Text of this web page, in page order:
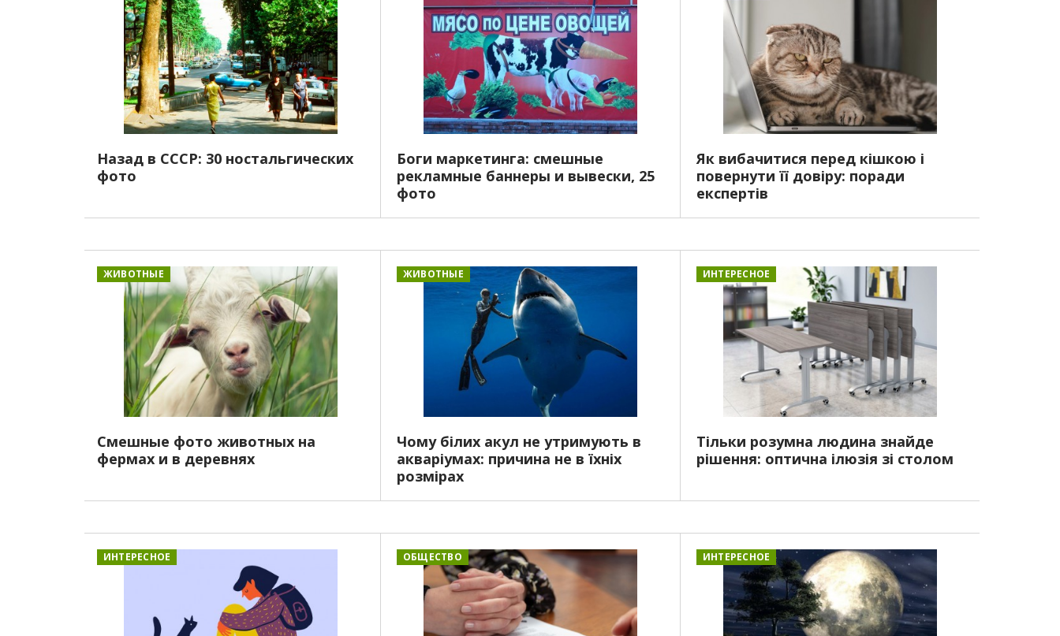
Назад в СССР: 30 ностальгических
фото
Боги маркетинга: смешные
рекламные баннеры и вывески, 25
фото
Як вибачитися перед кішкою і
повернути її довіру: поради
експертів
ЖИВОТНЫЕ
Смешные фото животных на
фермах и в деревнях
ЖИВОТНЫЕ
Чому білих акул не утримують в
акваріумах: причина не в їхніх
розмірах
ИНТЕРЕСНОЕ
Тільки розумна людина знайде
рішення: оптична ілюзія зі столом
ИНТЕРЕСНОЕ ОБЩЕСТВО ИНТЕРЕСНОЕ